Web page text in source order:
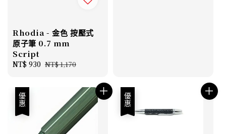
Rhodia - 金色 按壓式
原子筆 0.7 mm
Script
Sale
NT$ 930 Regular
NT$ 1,170
優惠 優惠